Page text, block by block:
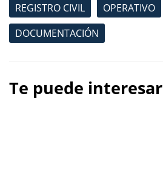
REGISTRO CIVIL
OPERATIVO
DOCUMENTACIÓN
Te puede interesar